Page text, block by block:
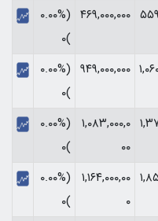
۴۶۹,۰۰۰,۰۰۰
(۰.۰۰%
)۰
۹۴۹,۰۰۰,۰۰۰
(۰.۰۰%
)۰
۱,۰۸۳,۰۰۰,۰
۰۰
(۰.۰۰%
)۰
۱,۱۶۴,۰۰۰,۰۰
۰
(۰.۰۰%
)۰